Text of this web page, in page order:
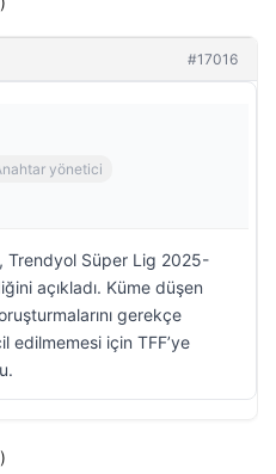
#17016
yönetici
Trendyol Süper Lig 2025-
açıkladı. Küme düşen
gerekçe
edilmemesi için TFF’ye